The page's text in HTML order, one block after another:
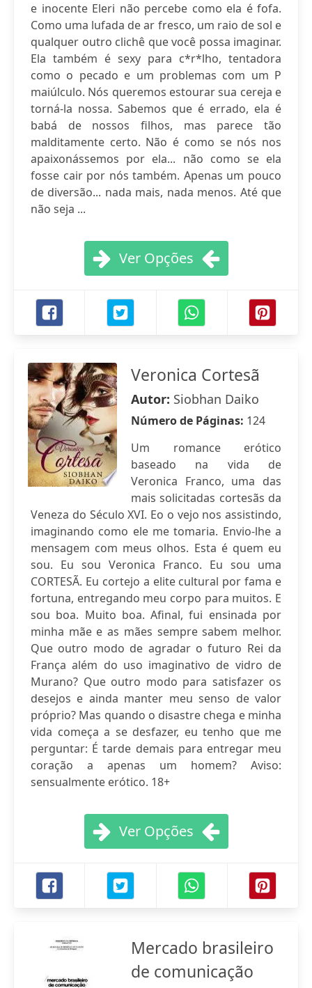
e inocente Eleri não percebe como ela é fofa.
Como uma lufada de ar fresco, um raio de sol e
qualquer outro clichê que você possa imaginar.
Ela também é sexy para c*r*lho, tentadora
como o pecado e um problemas com um P
maiúlculo. Nós queremos estourar sua cereja e
torná-la nossa. Sabemos que é errado, ela é
babá de nossos filhos, mas parece tão
malditamente certo. Não é como se nós nos
apaixonássemos por ela... não como se ela
fosse cair por nós também. Apenas um pouco
de diversão... nada mais, nada menos. Até que
não seja ...
Ver Opções
Veronica Cortesã
Autor: Siobhan Daiko
Número de Páginas: 124
Um romance erótico
baseado na vida de
Veronica Franco, uma das
mais solicitadas cortesãs da
Veneza do Século XVI. Eo o vejo nos assistindo,
imaginando como ele me tomaria. Envio-lhe a
mensagem com meus olhos. Esta é quem eu
sou. Eu sou Veronica Franco. Eu sou uma
CORTESÃ. Eu cortejo a elite cultural por fama e
fortuna, entregando meu corpo para muitos. E
sou boa. Muito boa. Afinal, fui ensinada por
minha mãe e as mães sempre sabem melhor.
Que outro modo de agradar o futuro Rei da
França além do uso imaginativo de vidro de
Murano? Que outro modo para satisfazer os
desejos e ainda manter meu senso de valor
próprio? Mas quando o disastre chega e minha
vida começa a se desfazer, eu tenho que me
perguntar: É tarde demais para entregar meu
coração a apenas um homem? Aviso:
sensualmente erótico. 18+
Ver Opções
Mercado brasileiro
de comunicação